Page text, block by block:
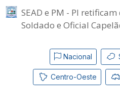
SEAD e PM - PI
Soldado e Oficial
Nacional
Centro-Oeste